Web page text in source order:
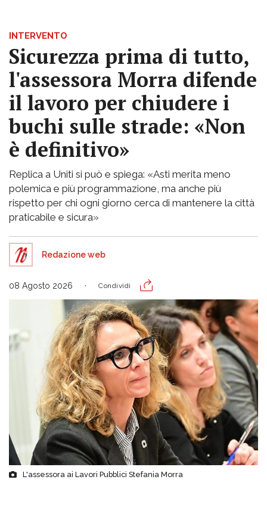
INTERVENTO
Sicurezza prima di tutto,
l'assessora Morra difende
il lavoro per chiudere i
buchi sulle strade: «Non
è definitivo»
Replica a Uniti si può e spiega: «Asti merita meno
polemica e più programmazione, ma anche più
rispetto per chi ogni giorno cerca di mantenere la città
praticabile e sicura»
Redazione web
08 Agosto 2026 Condividi
L'assessora ai Lavori Pubblici Stefania Morra